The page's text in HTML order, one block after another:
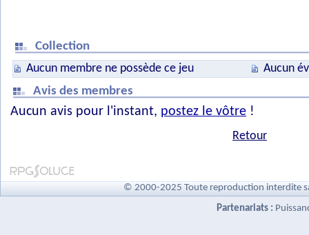
Collection
Aucun membre ne possède ce jeu
Aucun
Avis des membres
Aucun avis pour l'instant, postez le vôtre !
Retour
© 2000-2025 Toute reproduction interdite
Partenariats :